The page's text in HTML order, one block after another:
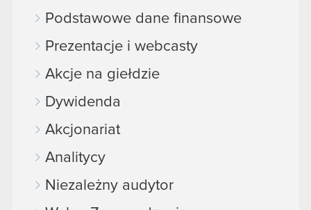
Podstawowe dane finansowe
Prezentacje i webcasty
Akcje na giełdzie
Dywidenda
Akcjonariat
Analitycy
Niezależny audytor